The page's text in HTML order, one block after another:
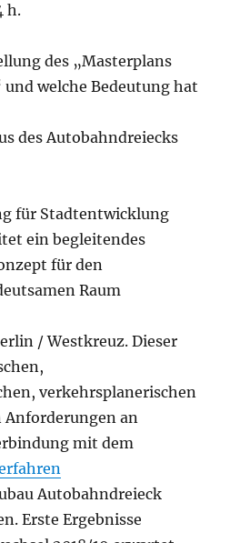
h.
des „Masterplans
welche Bedeutung hat
des Autobahndreiecks
für Stadtentwicklung
ein begleitendes
für den
Raum
/ Westkreuz. Dieser
verkehrsplanerischen
Anforderungen an
mit dem
Autobahndreieck
Erste Ergebnisse